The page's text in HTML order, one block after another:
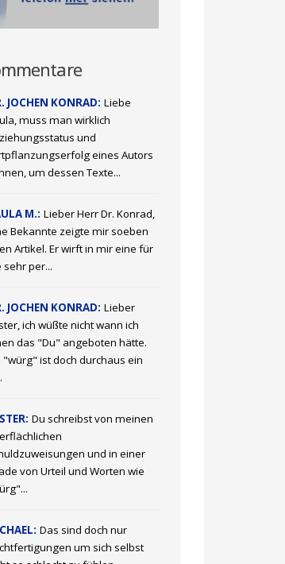
JOCHEN KONRAD: Liebe
muss man wirklich
und
eines Autors
um dessen Texte...
M.: Lieber Herr Dr. Konrad,
Bekannte zeigte mir soeben
Artikel. Er wirft in mir eine für
sehr per...
JOCHEN KONRAD: Lieber
ich wüßte nicht wann ich
das "Du" angeboten hätte.
"würg" ist doch durchaus ein
Du schreibst von meinen
und in einer
von Urteil und Worten wie
Das sind doch nur
um sich selbst